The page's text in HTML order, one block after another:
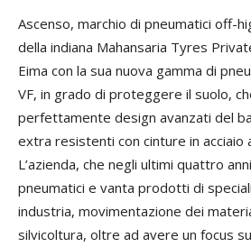
Ascenso, marchio di pneumatici off-
della indiana Mahansaria Tyres
Eima con la sua nuova gamma di
VF, in grado di proteggere il suolo,
perfettamente design avanzati del
extra resistenti con cinture in acciaio
L’azienda, che negli ultimi quattro
pneumatici e vanta prodotti di
industria, movimentazione dei
silvicoltura, oltre ad avere un focus